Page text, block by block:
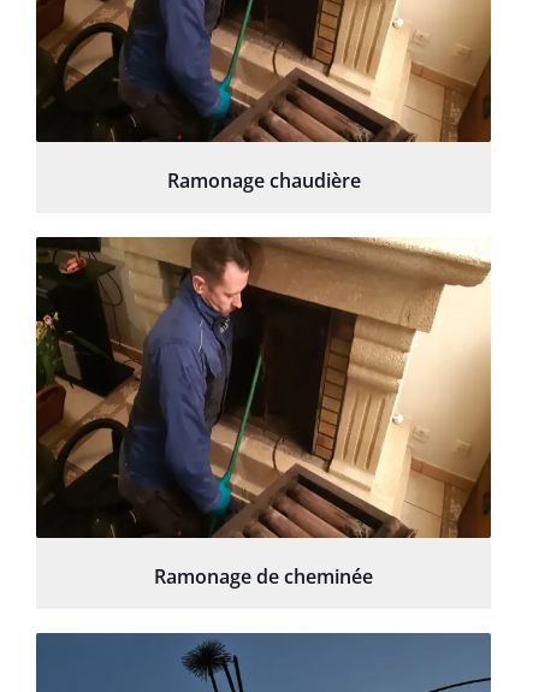
Ramonage chaudière
Ramonage de cheminée